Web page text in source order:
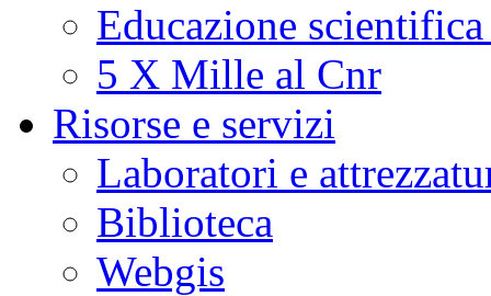
Educazione
5 X Mille al Cnr
Risorse e servizi
Laboratori e
Biblioteca
Webgis